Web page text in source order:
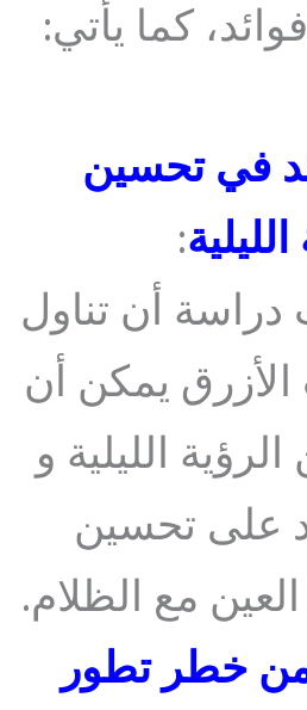
كما يأتي:
في تحسين
:
أن تناول
الأزرق يمكن أن
الليلية و
على تحسين
مع الظلام.
خطر تطور